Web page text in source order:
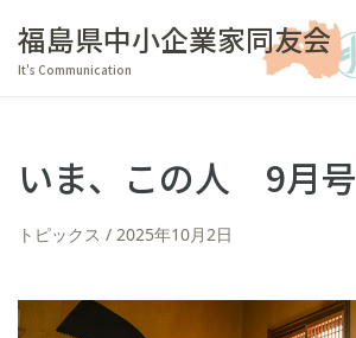
福島県中小企業家同友会
It's Communication
いま、この人 9月号
トピックス 2025年10月2日